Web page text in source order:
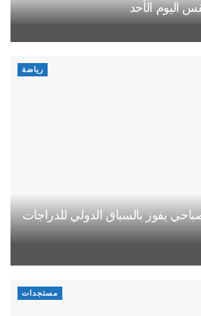
اليوم الأحد
رياضة
يفوز بالسباق الدولي للدراجات
مستجدات